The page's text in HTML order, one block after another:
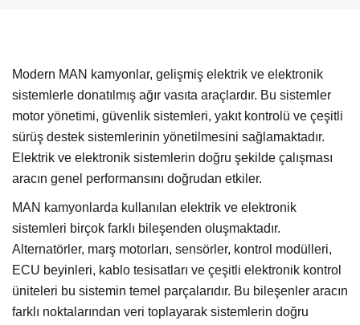
Modern MAN kamyonlar, gelişmiş elektrik ve elektronik
sistemlerle donatılmış ağır vasıta araçlardır. Bu sistemler
motor yönetimi, güvenlik sistemleri, yakıt kontrolü ve çeşitli
sürüş destek sistemlerinin yönetilmesini sağlamaktadır.
Elektrik ve elektronik sistemlerin doğru şekilde çalışması
aracın genel performansını doğrudan etkiler.
MAN kamyonlarda kullanılan elektrik ve elektronik
sistemleri birçok farklı bileşenden oluşmaktadır.
Alternatörler, marş motorları, sensörler, kontrol modülleri,
ECU beyinleri, kablo tesisatları ve çeşitli elektronik kontrol
üniteleri bu sistemin temel parçalarıdır. Bu bileşenler aracın
farklı noktalarından veri toplayarak sistemlerin doğru